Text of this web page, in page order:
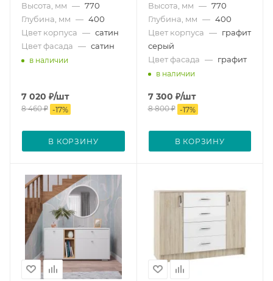
Высота, мм — 770
Глубина, мм — 400
Цвет корпуса — сатин
Цвет фасада — сатин
в наличии
7 020 ₽/шт
8 460₽ -17%
В КОРЗИНУ
Высота, мм — 770
Глубина, мм — 400
Цвет корпуса — графит
серый
Цвет фасада — графит
в наличии
7 300 ₽/шт
8 800₽ -17%
В КОРЗИНУ